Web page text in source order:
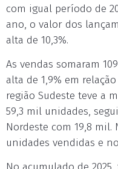
com igual período de
ano, o valor dos
alta de 10,3%.
As vendas somaram
alta de 1,9% em
região Sudeste teve a
59,3 mil unidades,
Nordeste com 19,8
unidades vendidas e